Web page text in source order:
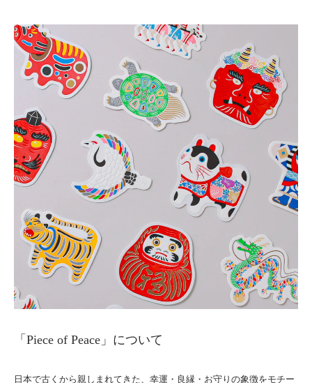
「Piece of Peace」について
日本で古くから親しまれてきた、幸運・良縁・お守りの象徴をモチー